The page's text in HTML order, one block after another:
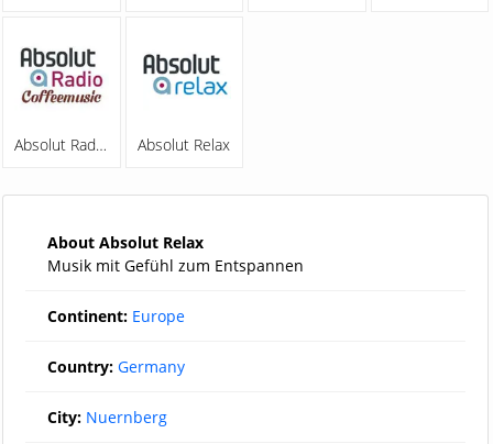
Absolut Radio Coffeemusic Absolut Relax
About Absolut Relax
Musik mit Gefühl zum Entspannen
Continent: Europe
Country: Germany
City: Nuernberg